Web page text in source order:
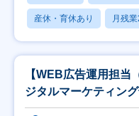
産休・育休あり 月残
【WEB広告運用担当
ジタルマーケティン